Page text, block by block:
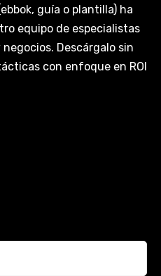
guía o plantilla) ha
equipo de especialistas
Descárgalo sin
con enfoque en ROI